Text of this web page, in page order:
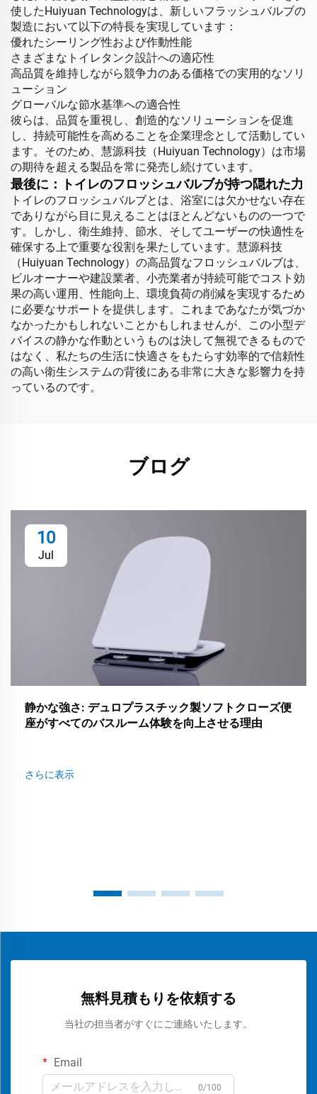
使したHuiyuan Technologyは、新しいフラッシュバルブの
製造において以下の特長を実現しています：
優れたシーリング性および作動性能
さまざまなトイレタンク設計への適応性
高品質を維持しながら競争力のある価格での実用的なソリ
ューション
グローバルな節水基準への適合性
彼らは、品質を重視し、創造的なソリューションを促進
し、持続可能性を高めることを企業理念として活動してい
ます。そのため、慧源科技（Huiyuan Technology）は市場
の期待を超える製品を常に発売し続けています。
最後に：トイレのフロッシュバルブが持つ隠れた力
トイレのフロッシュバルブとは、浴室には欠かせない存在
でありながら目に見えることはほとんどないものの一つで
す。しかし、衛生維持、節水、そしてユーザーの快適性を
確保する上で重要な役割を果たしています。慧源科技
（Huiyuan Technology）の高品質なフロッシュバルブは、
ビルオーナーや建設業者、小売業者が持続可能でコスト効
果の高い運用、性能向上、環境負荷の削減を実現するため
に必要なサポートを提供します。これまであなたが気づか
なかったかもしれないことかもしれませんが、この小型デ
バイスの静かな作動というものは決して無視できるもので
はなく、私たちの生活に快適さをもたらす効率的で信頼性
の高い衛生システムの背後にある非常に大きな影響力を持
っているのです。
ブログ
10
Jul
静かな強さ: デュロプラスチック製ソフトクローズ便
座がすべてのバスルーム体験を向上させる理由
さらに表示
無料見積もりを依頼する
当社の担当者がすぐにご連絡いたします。
Email
0/100